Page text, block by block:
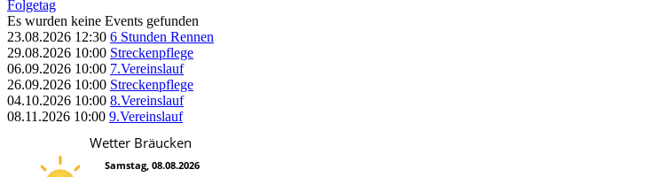
Folgetag
Es wurden keine Events gefunden
23.08.2026 12:30 6 Stunden Rennen
29.08.2026 10:00 Streckenpflege
06.09.2026 10:00 7.Vereinslauf
26.09.2026 10:00 Streckenpflege
04.10.2026 10:00 8.Vereinslauf
08.11.2026 10:00 9.Vereinslauf
Wetter Bräucken
Samstag, 08.08.2026